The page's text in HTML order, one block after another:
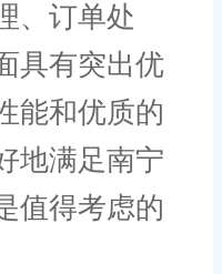
、订单处
具有突出优
能和优质的
地满足南宁
值得考虑的